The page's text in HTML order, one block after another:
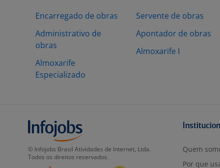
Encarregado de obras
Administrativo de
obras
Almoxarife
Especializado
Servente de obras
Apontador de obras
Almoxarife I
© Infojobs Brasil Atividades de Internet, Ltda.
Todos os direitos reservados.
Quem
Por que